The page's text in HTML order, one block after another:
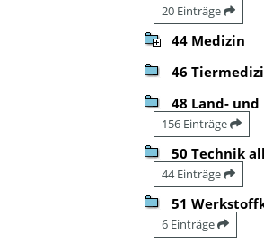
20 Einträge
44 Medizin
46
48 Land-
156 Einträge
50 Technik
44 Einträge
51
6 Einträge